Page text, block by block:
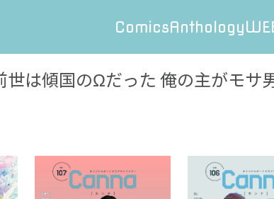
ComicsAnthology
世は傾国のΩだった 俺の主がモサ